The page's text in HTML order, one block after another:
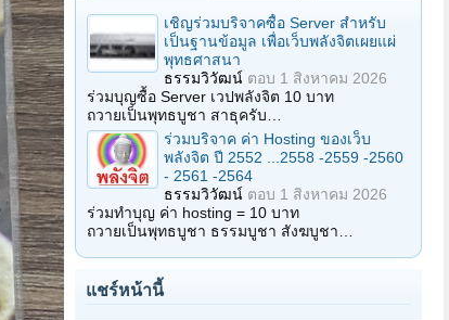
เชิญร่วมบริจาคซื้อ Server สำหรับ
เป็นฐานข้อมูล เพื่อเว็บพลังจิตเผยแผ่
พุทธศาสนา
ธรรมวิวัฒน์ ตอบ 1 สิงหาคม 2026
ร่วมบุญซื้อ Server เวปพลังจิต 10 บาท
ถวายเป็นพุทธบูชา สาธุครับ…
ร่วมบริจาค ค่า Hosting ของเว็บ
พลังจิต ปี 2552 ...2558 -2559 -2560
- 2561 -2564
ธรรมวิวัฒน์ ตอบ 1 สิงหาคม 2026
ร่วมทำบุญ ค่า hosting = 10 บาท
ถวายเป็นพุทธบูชา ธรรมบูชา สังฆบูชา…
แชร์หน้านี้